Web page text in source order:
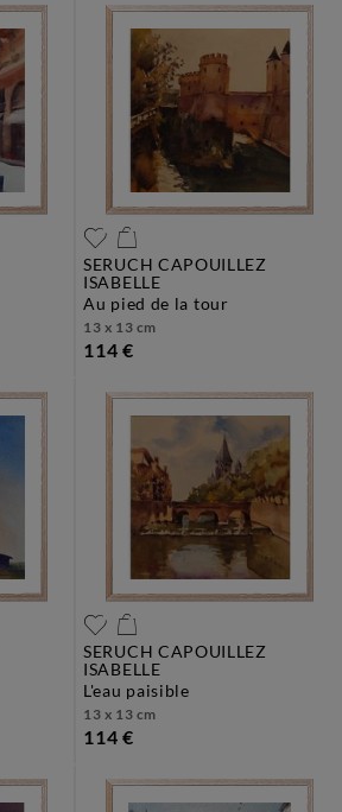
SERUCH CAPOUILLEZ
ISABELLE
au pied de la tour
13 x 13 cm
114 €
SERUCH CAPOUILLEZ
ISABELLE
l'eau paisible
13 x 13 cm
114 €